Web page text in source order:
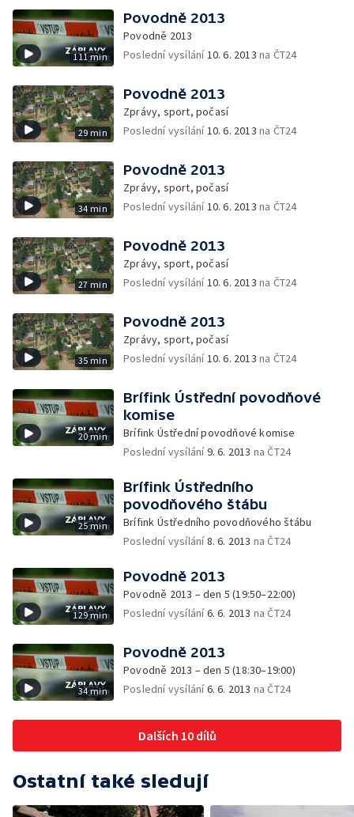
111 min
Povodně 2013
Povodně 2013
Poslední vysílání10. 6. 2013 na ČT24
29 min
Povodně 2013
Zprávy, sport, počasí
Poslední vysílání10. 6. 2013 na ČT24
34 min
Povodně 2013
Zprávy, sport, počasí
Poslední vysílání10. 6. 2013 na ČT24
27 min
Povodně 2013
Zprávy, sport, počasí
Poslední vysílání10. 6. 2013 na ČT24
35 min
Povodně 2013
Zprávy, sport, počasí
Poslední vysílání10. 6. 2013 na ČT24
20 min
Brífink Ústřední povodňové
komise
Brífink Ústřední povodňové komise
Poslední vysílání9. 6. 2013 na ČT24
25 min
Brífink Ústředního
povodňového štábu
Brífink Ústředního povodňového štábu
Poslední vysílání8. 6. 2013 na ČT24
129 min
Povodně 2013
Povodně 2013 – den 5 (19:50–22:00)
Poslední vysílání6. 6. 2013 na ČT24
34 min
Povodně 2013
Povodně 2013 – den 5 (18:30–19:00)
Poslední vysílání6. 6. 2013 na ČT24
Dalších 10 dílů
Ostatní také sledují